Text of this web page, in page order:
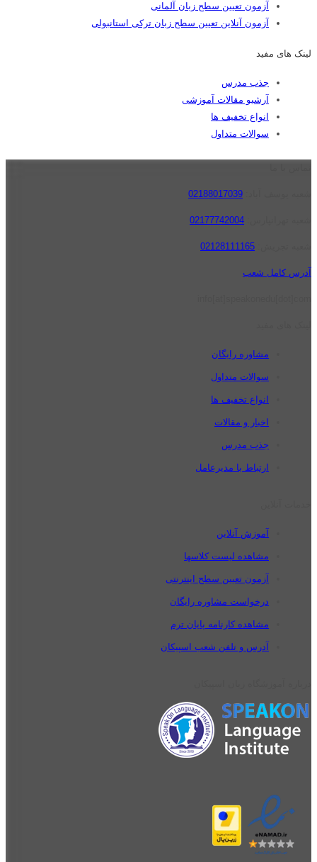
آزمون تعیین سطح زبان آلمانی
آزمون آنلاین تعیین سطح زبان ترکی استانبولی
لینک های مفید
جذب مدرس
آرشیو مقالات آموزشی
انواع تخفیف ها
سوالات متداول
02188017039
02177742004
02128111165
آدرس کامل شعب
مشاوره رایگان
سوالات متداول
انواع تخفیف ها
اخبار و مقالات
جذب مدرس
ارتباط با مدیرعامل
آموزش آنلاین
مشاهده لیست کلاسها
آزمون تعیین سطح اینترنتی
درخواست مشاوره رایگان
مشاهده کارنامه پایان ترم
آدرس و تلفن شعب اسپیکان